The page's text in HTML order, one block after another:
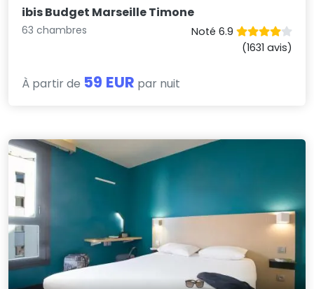
ibis Budget Marseille Timone
63 chambres
Noté 6.9
(1631 avis)
À partir de 59 EUR par nuit